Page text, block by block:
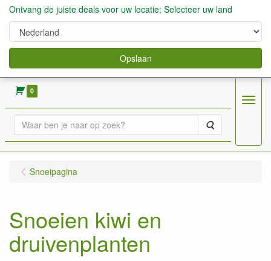
verkoop fruitbomen, bessen,aardbeien enz.
0
Zoeken
Menu
Snoeipagina
Snoeien kiwi en
druivenplanten
Ontvang de juiste deals voor uw locatie; Selecteer uw land
Opslaan